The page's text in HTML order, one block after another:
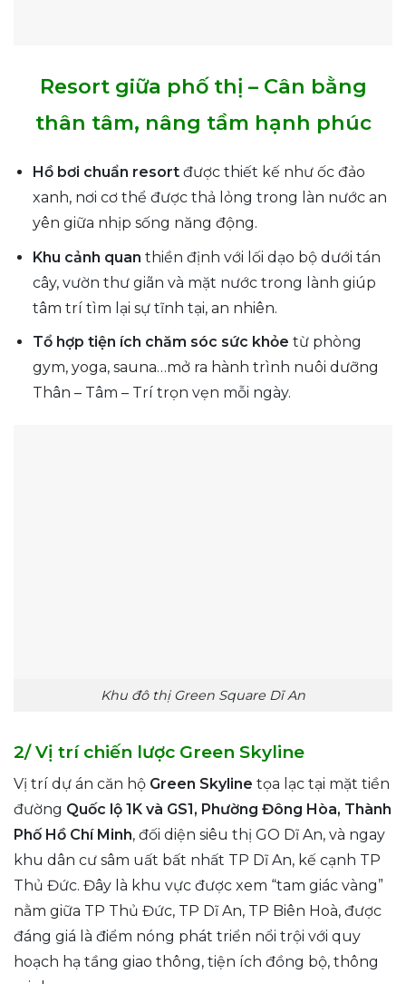
Resort giữa phố thị – Cân bằng
thân tâm, nâng tầm hạnh phúc
Hồ bơi chuẩn resortđược thiết kế như ốc đảo
xanh, nơi cơ thể được thả lỏng trong làn nước an
yên giữa nhịp sống năng động.
Khu cảnh quan thiền định với lối dạo bộ dưới tán
cây, vườn thư giãn và mặt nước trong lành giúp
tâm trí tìm lại sự tĩnh tại, an nhiên.
Tổ hợp tiện ích chăm sóc sức khỏe từ phòng
gym, yoga, sauna…mở ra hành trình nuôi dưỡng
Thân – Tâm – Trí trọn vẹn mỗi ngày.
Khu đô thị Green Square Dĩ An
2/ Vị trí chiến lược Green Skyline
Vị trí dự án căn hộ Green Skyline tọa lạc tại mặt tiền
đường Quốc lộ 1K và GS1, Phường Đông Hòa, Thành
Phố Hồ Chí Minh, đối diện siêu thị GO Dĩ An, và ngay
khu dân cư sâm uất bất nhất TP Dĩ An, kế cạnh TP
Thủ Đức. Đây là khu vực được xem “tam giác vàng”
nằm giữa TP Thủ Đức, TP Dĩ An, TP Biên Hoà, được
đáng giá là điểm nóng phát triển nổi trội với quy
hoạch hạ tầng giao thông, tiện ích đồng bộ, thông